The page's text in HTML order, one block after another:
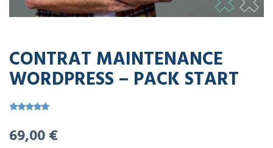
CONTRAT MAINTENANCE
WORDPRESS – PACK START
sur 5 basé
sur
69,00€